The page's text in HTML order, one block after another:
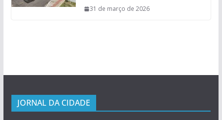
31 de março de 2026
JORNAL DA CIDADE